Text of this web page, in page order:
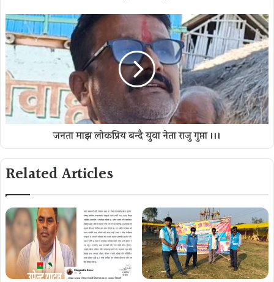
जनता माझ लोकप्रिय बन्दै युवा नेता राजु गुप्ता ।।।
Related Articles